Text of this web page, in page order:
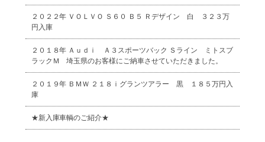
２０２２年 ＶＯＬＶＯ Ｓ６０ Ｂ５ Ｒデザイン 白 ３２３万
円入庫
２０１８年 Ａｕｄｉ Ａ３スポーツバック Ｓライン ミトスブ
ラックＭ 埼玉県のお客様にご納車させていただきました。
２０１９年 ＢＭＷ ２１８ｉグランツアラー 黒 １８５万円入
庫
★新入庫車輌のご紹介★